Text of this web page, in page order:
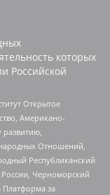
которых
Российской
Открытое
Американо-
развитию,
Отношений,
Республиканский
России, Черноморский
Платформа за